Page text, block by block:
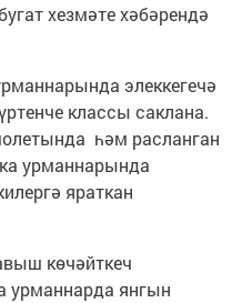
хезмәте хәбәрендә
элеккегечә
классы саклана.
һәм расланган
урманнарында
яраткан
көчәйткеч
урманнарда янгын